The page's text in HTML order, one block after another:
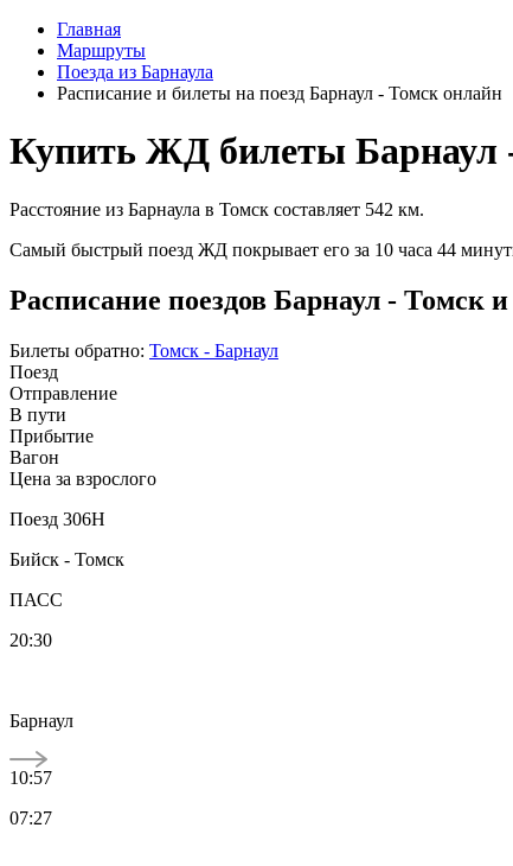
Главная
Маршруты
Поезда из Барнаула
Расписание и билеты на поезд Барнаул - Томск онлайн
Купить ЖД билеты Барнаул
Расстояние из Барнаула в Томск составляет 542 км.
Самый быстрый поезд ЖД покрывает его за 10 часа 44
Расписание поездов Барнаул - Томск
Билеты обратно: Томск - Барнаул
Поезд
Отправление
В пути
Прибытие
Вагон
Цена за взрослого
Поезд 306Н
Бийск - Томск
ПАСС
20:30
Барнаул
10:57
07:27